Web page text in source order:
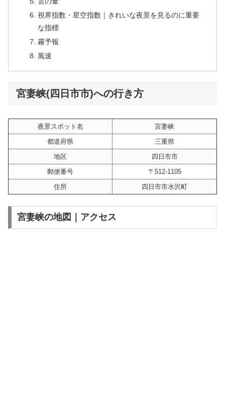
視界指数・星空指数｜きれいな夜景を見るのに重要
な指標
霧予報
風速
宮妻峡(四日市市)への行き方
夜景スポット名
宮妻峡
都道府県
三重県
地区
四日市市
郵便番号
〒512-1105
住所
四日市市水沢町
宮妻峡の地図｜アクセス